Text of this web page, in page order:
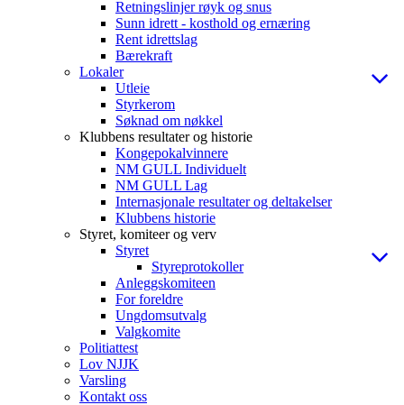
Retningslinjer røyk og snus
Sunn idrett - kosthold og ernæring
Rent idrettslag
Bærekraft
Lokaler
Utleie
Styrkerom
Søknad om nøkkel
Klubbens resultater og historie
Kongepokalvinnere
NM GULL Individuelt
NM GULL Lag
Internasjonale resultater og deltakelser
Klubbens historie
Styret, komiteer og verv
Styret
Styreprotokoller
Anleggskomiteen
For foreldre
Ungdomsutvalg
Valgkomite
Politiattest
Lov NJJK
Varsling
Kontakt oss